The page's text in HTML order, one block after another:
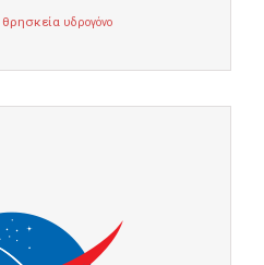
θρησκεία υδρογόνο